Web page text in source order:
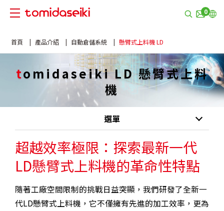
0
首頁 產品介紹 自動倉儲系統 懸臂式上料機 LD
tomidaseiki LD 懸臂式上料
機
選單
超越效率極限：探索最新一代
LD懸臂式上料機的革命性特點
隨著工廠空間限制的挑戰日益突顯，我們研發了全新一
代LD懸臂式上料機，它不僅擁有先進的加工效率，更為
Cookie管理面板